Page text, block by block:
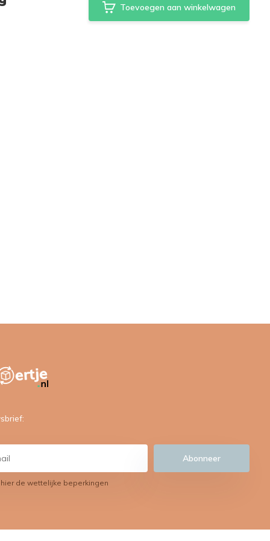
Toevoegen aan winkelwagen
Abonneer
de wettelijke beperkingen